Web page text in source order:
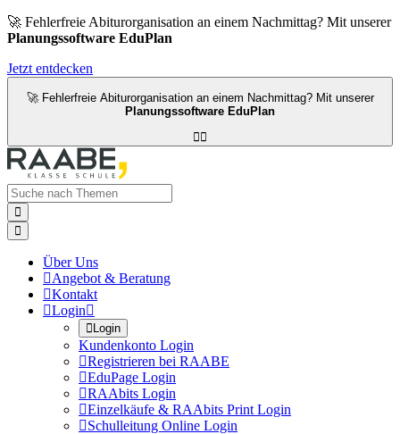
🚀 Fehlerfreie Abiturorganisation an einem Nachmittag? Mit unserer
Planungssoftware EduPlan
Jetzt entdecken
🚀 Fehlerfreie Abiturorganisation an einem Nachmittag? Mit unserer
Planungssoftware EduPlan



Über Uns
Angebot & Beratung
Kontakt
Login
Login
Kundenkonto Login
Registrieren bei RAABE
EduPage Login
RAAbits Login
Einzelkäufe & RAAbits Print Login
Schulleitung Online Login